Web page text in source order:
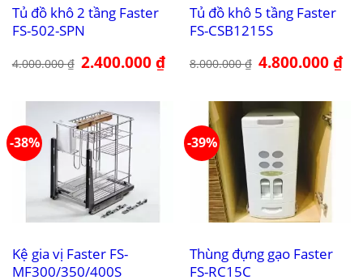
Tủ đồ khô 2 tầng Faster
FS-502-SPN
4.000.000₫ Giá
gốc
2.400.000₫Giá
hiện
2.400.000 ₫.
Tủ đồ khô 5 tầng Faster
FS-CSB1215S
8.000.000₫ Giá
gốc
4.800.000₫Giá
-38%
Kệ gia vị Faster FS-
MF300/350/400S
-39%
Thùng đựng gạo Faster
FS-RC15C